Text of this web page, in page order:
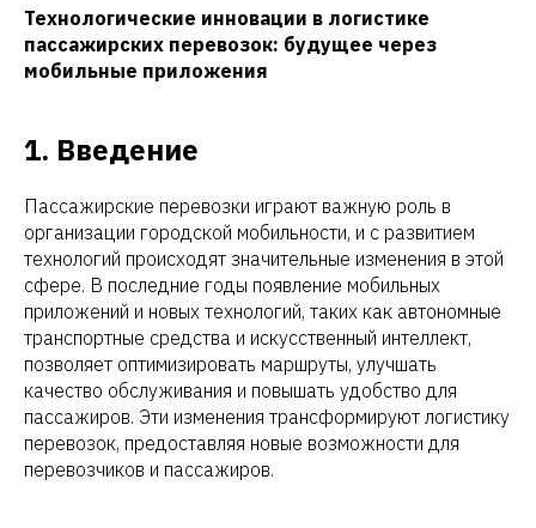
Технологические инновации в логистике
пассажирских перевозок: будущее через
мобильные приложения
1. Введение
Пассажирские перевозки играют важную роль в
организации городской мобильности, и с развитием
технологий происходят значительные изменения в этой
сфере. В последние годы появление мобильных
приложений и новых технологий, таких как автономные
транспортные средства и искусственный интеллект,
позволяет оптимизировать маршруты, улучшать
качество обслуживания и повышать удобство для
пассажиров. Эти изменения трансформируют логистику
перевозок, предоставляя новые возможности для
перевозчиков и пассажиров.